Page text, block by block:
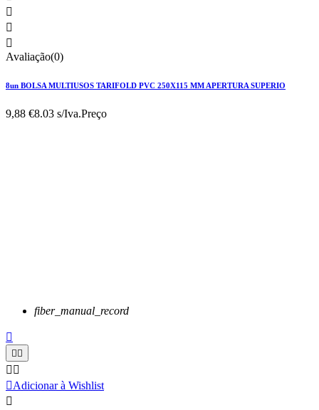



Avaliação(0)
8un BOLSA MULTIUSOS TARIFOLD PVC 250X115 MM APERTURA SUPERIO
9,88 €8.03 s/Iva.Preço
fiber_manual_record

 
 
Adicionar à Wishlist
